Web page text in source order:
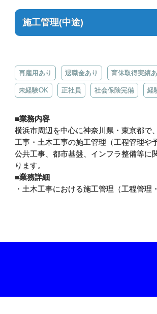
施工管理(中途)
再雇用あり 退職金あり 育休取得実績
未経験OK 正社員 社会保険完備 経
■業務内容
横浜市周辺を中心に神奈川県・東京都で
工事・土木工事の施工管理（工程管理や
公共工事、都市基盤、インフラ整備等に
ります。
■業務詳細
・土木工事における施工管理（工程管理